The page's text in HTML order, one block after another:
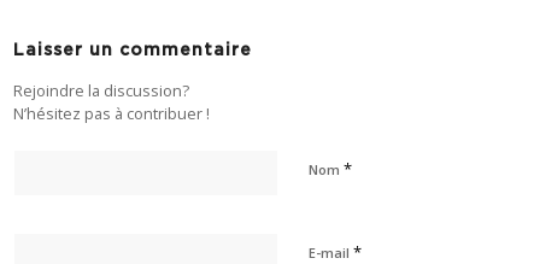
Laisser un commentaire
Rejoindre la discussion?
N’hésitez pas à contribuer !
Nom*
E-mail*